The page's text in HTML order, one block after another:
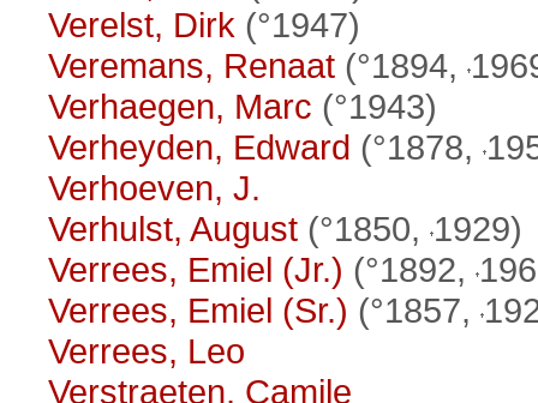
Verelst, Dirk (°1947)
Veremans, Renaat (°1894,
Verhaegen, Marc (°1943)
Verheyden, Edward (°1878,
Verhoeven, J.
Verhulst, August (°1850, 1929)
Verrees, Emiel (Jr.) (°1892,
Verrees, Emiel (Sr.) (°1857,
Verrees, Leo
Verstraeten, Camile